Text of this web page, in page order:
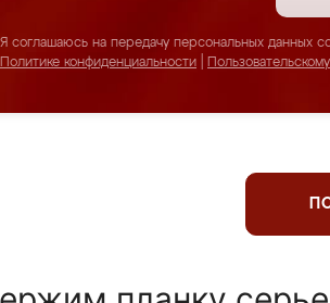
Я соглашаюсь на передачу персональных данных
Политике конфиденциальности